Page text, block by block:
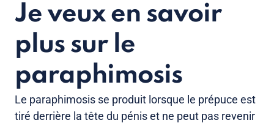
Je veux en savoir
plus sur le
paraphimosis
Le paraphimosis se produit lorsque le prépuce est
tiré derrière la tête du pénis et ne peut pas revenir